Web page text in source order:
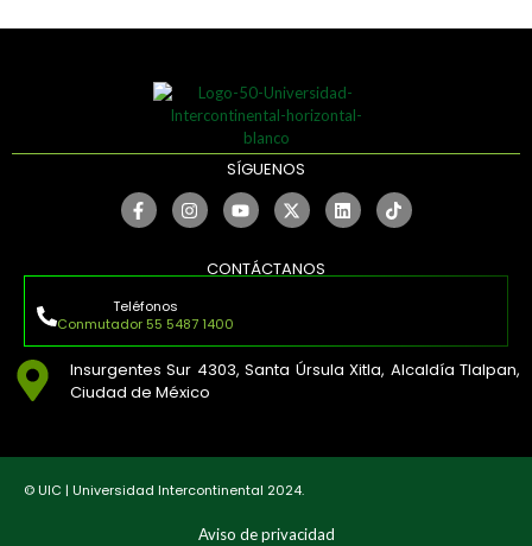
SÍGUENOS
CONTÁCTANOS
Teléfonos
Conmutador 55 5487 1400
Insurgentes Sur 4303, Santa Úrsula Xitla, Alcaldía Tlalpan,
Ciudad de México
© UIC | Universidad Intercontinental 2024.
Aviso de privacidad